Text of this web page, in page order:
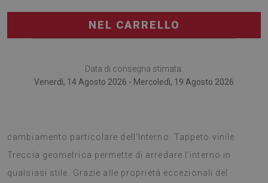
NEL CARRELLO
Data di consegna stimata:
Venerdì, 14 Agosto 2026 - Mercoledì, 19 Agosto 2026
cambiamento particolare dell'Interno. Tappeto vinile
Treccia geometrica permette di arredare l'interno in
qualsiasi stile. Grazie alle proprietà eccezionali del